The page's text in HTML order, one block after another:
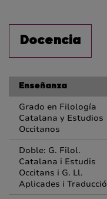
Docencia
Enseñanza
Grado en Filología
Catalana y Estudios
Occitanos
Doble: G. Filol.
Catalana i Estudis
Occitans i G. Ll.
Aplicades i Traducció